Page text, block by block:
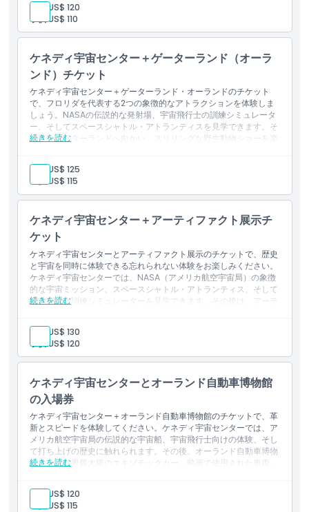
にとって、教育、探検、そして野生動物との至近距離でのふれあい
が忘れられない一日を提供します。
大人: US$ 120
子供:US$ 110
ケネディ宇宙センター＋ゲーターランド（オーラ
ンド）チケット
ケネディ宇宙センター＋ゲーターランド・オーランドのチケット
で、フロリダを代表する2つの象徴的なアトラクションを体験しま
しょう。NASAの伝説的な発射場、宇宙飛行士の訓練シミュレータ
ー、そしてスペースシャトル・アトランティスを見学できます。そ
の後、ゲーターランドへ向かい、スリリングな野生動物ショーを楽
ボチケットは、宇宙探査とフロリダのワイルドな魅力を1日で満喫
したい家族連れや冒険好きの方に最適です。
続きを読む
大人: US$ 125
子供: US$ 115
ケネディ宇宙センター＋アーティファクト展示チ
ケット
ケネディ宇宙センターとアーティファクト展示のチケットで、歴史
と宇宙を同時に体験できる忘れられない体験をお楽しみください。
ケネディ宇宙センターでは、NASA（アメリカ航空宇宙局）の象徴
的な宇宙ミッション、スペースシャトル・アトランティス、そして
宇宙飛行士訓練シミュレーターを見学できます。その後は、アーテ
る、時代を遡る旅をお楽しみください。このコンボチケットは、好
奇心旺盛な方や家族での冒険に最適な、科学、歴史、発見がユニー
クに融合した体験を提供します。
続きを読む
大人: US$ 130
子供:US$ 120
ケネディ宇宙センターとオーランド自動車博物館
の入場券
ケネディ宇宙センター＋オーランド自動車博物館のチケットで、革
新とスピードを体験してください。ケネディ宇宙センターでは、ア
メリカ航空宇宙局の伝説的な宇宙船、宇宙飛行士向けの体験、そし
て打ち上げの歴史に触れられます。その後、オーランド自動車博物
館では、世界最大級のエキゾチックカー、映画で使用された車両、
ます。この究極のコンボチケットは、フロリダ中央部を訪れる宇宙
ファンや車愛好家に最適です。
続きを読む
大人: US$ 120
子供: US$ 115